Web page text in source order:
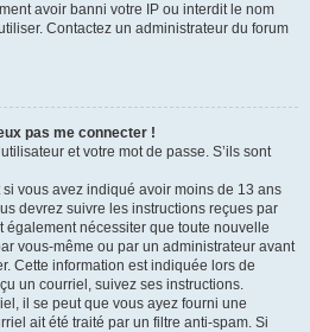
avoir banni votre IP ou interdit le nom
Contactez un administrateur du forum
pas me connecter !
et votre mot de passe. S’ils sont
vous avez indiqué avoir moins de 13 ans
devrez suivre les instructions reçues par
également nécessiter que toute nouvelle
vous-même ou par un administrateur avant
Cette information est indiquée lors de
un courriel, suivez ses instructions.
il se peut que vous ayez fourni une
ait été traité par un filtre anti-spam. Si